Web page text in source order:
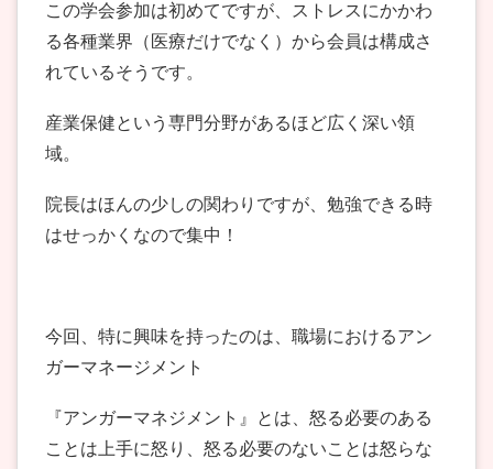
この学会参加は初めてですが、ストレスにかかわ
る各種業界（医療だけでなく）から会員は構成さ
れているそうです。
産業保健という専門分野があるほど広く深い領
域。
院長はほんの少しの関わりですが、勉強できる時
はせっかくなので集中！
今回、特に興味を持ったのは、職場におけるアン
ガーマネージメント
『アンガーマネジメント』とは、怒る必要のある
ことは上手に怒り、怒る必要のないことは怒らな